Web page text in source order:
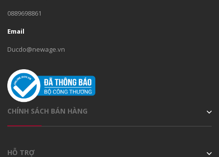
0889698861
Email
Ducdo@newage.vn
CHÍNH SÁCH BÁN HÀNG
HỖ TRỢ